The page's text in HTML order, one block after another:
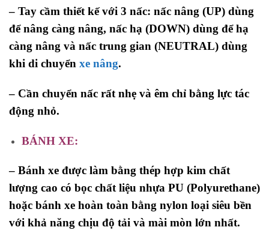
– Tay cầm thiết kế với 3 nấc: nấc nâng (UP) dùng
để nâng càng nâng, nấc hạ (DOWN) dùng để hạ
càng nâng và nấc trung gian (NEUTRAL) dùng
khi di chuyển xe nâng.
– Cần chuyển nấc rất nhẹ và êm chỉ bằng lực tác
động nhỏ.
BÁNH XE:
– Bánh xe được làm bằng thép hợp kim chất
lượng cao có bọc chất liệu nhựa PU (Polyurethane)
hoặc bánh xe hoàn toàn bằng nylon loại siêu bền
với khả năng chịu độ tải và mài mòn lớn nhất.